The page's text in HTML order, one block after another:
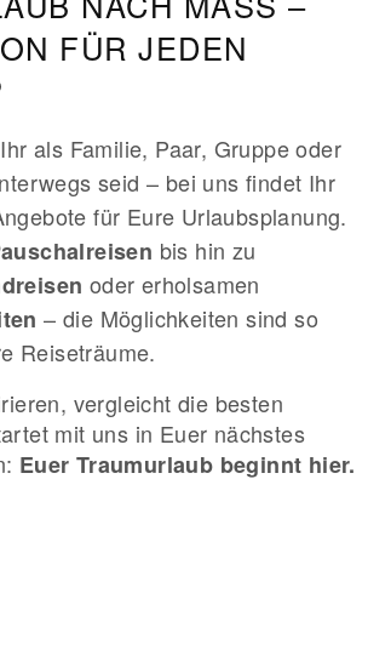
FÜR JEDEN R
als Familie, Paar, Gruppe oder
seid – bei uns findet Ihr
für Eure Urlaubsplanung.
bis hin zu
oder erholsamen
– die Möglichkeiten sind so
Reiseträume.
vergleicht die besten
mit uns in Euer nächstes
Euer Traumurlaub beginnt hier.